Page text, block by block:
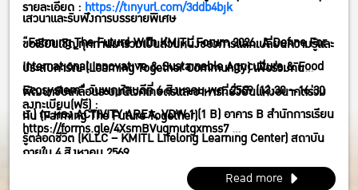
VDW 1 (1 B) อาคาร B สำนักการเรียนรู้ตลอดชีวิต (KLLC – KMITL
Lifelong Learning Center) สถาบันเทคโนโลยีพระจอมเกล้าเจ้าคุณ
ทหารลาดกระบัง กทม.
เสวนาและรับฟังการบรรยายพิเศษ
“Farming The Future With KMITL Forum 2026; A Define For
International Innovative & Sustainable Agriculture & Food
Ecosystem” วันพฤหัสบดีที่ 6 สิงหาคม พศ. 2569 (13:30 – 16:30
น.) ณ ห้อง ACTIVITY AREA, VDW 1 (1 B) อาคาร B สำนักการเรียน
รู้ตลอดชีวิต (KLLC – KMITL Lifelong Learning Center) สถาบัน
เทคโนโลยีพระจอมเกล้าเจ้าคุณทหารลาดกระบัง กทม.
รายละเอียด :https://tinyurl.com/3ddb4bjk
ขอเรียนเชิญทุกท่านมาร่วมเป็นส่วนหนึ่งของการแลกเปลี่ยนความรู้และ
ประสบการ์ณ (Learning Together Community) เพื่อร่วมกัน
พัฒนาขับเคลื่อนระบบนิเวศเกษตรและอาหารที่ยั่งยืนแห่งอนาคตร่วม
กัน (Farming The Future Together)
ลงทะเบียน(ฟรี) :
https://forms.gle/4XsmBVugmutgxmss7
ภายใน 4 สิงหาคม 2569
Read more